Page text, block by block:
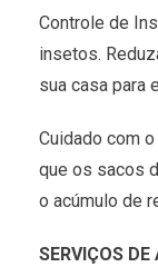
Controle de
insetos.
sua casa para
Cuidado com
que os sacos
o acúmulo de
SERVIÇOS